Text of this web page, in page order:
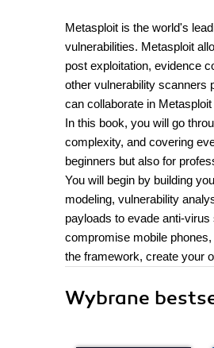
Metasploit is the world's
vulnerabilities. Metasploit
post exploitation, evidence
other vulnerability scanners
can collaborate in
In this book, you will go
complexity, and covering
beginners but also for
You will begin by building
modeling, vulnerability
payloads to evade anti-
compromise mobile
the framework, create your
Wybrane